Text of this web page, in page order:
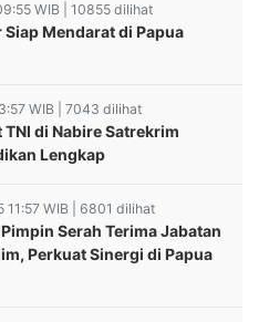
WIB | 10855 dilihat
Siap Mendarat di Papua
WIB | 7043 dilihat
di Nabire Satrekrim
Lengkap
11:57 WIB | 6801 dilihat
Serah Terima Jabatan
Perkuat Sinergi di Papua